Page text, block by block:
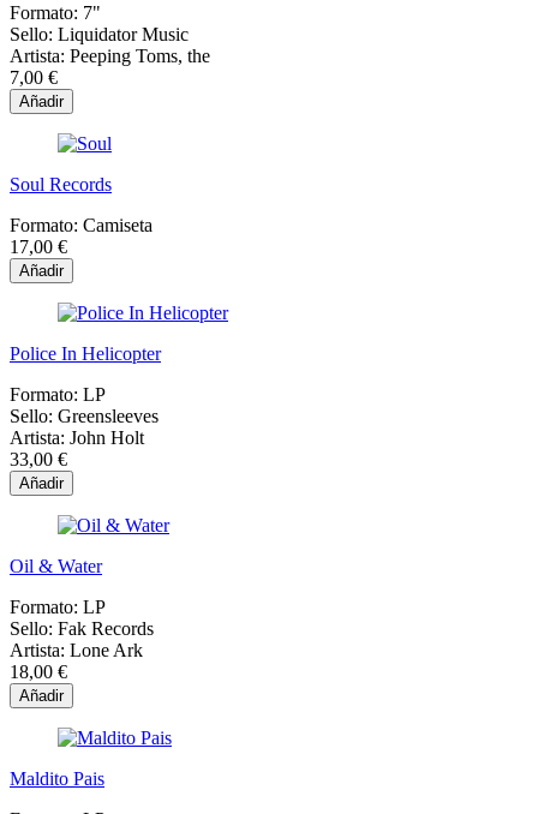
Formato: 7"
Sello: Liquidator Music
Artista: Peeping Toms, the
7,00 €
Añadir
Soul Records
Formato: Camiseta
17,00 €
Añadir
Police In Helicopter
Formato: LP
Sello: Greensleeves
Artista: John Holt
33,00 €
Añadir
Oil & Water
Formato: LP
Sello: Fak Records
Artista: Lone Ark
18,00 €
Añadir
Maldito Pais